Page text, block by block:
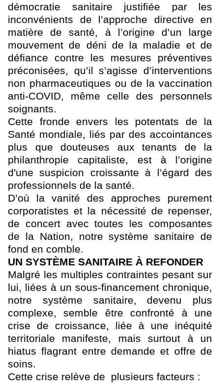
démocratie sanitaire justifiée par les
inconvénients de l’approche directive en
matière de santé, à l’origine d’un large
mouvement de déni de la maladie et de
défiance contre les mesures préventives
préconisées, qu’il s’agisse d’interventions
non pharmaceutiques ou de la vaccination
anti-COVID, même celle des personnels
soignants.
Cette fronde envers les potentats de la
Santé mondiale, liés par des accointances
plus que douteuses aux tenants de la
philanthropie capitaliste, est à l’origine
d'une suspicion croissante à l’égard des
professionnels de la santé.
D’où la vanité des approches purement
corporatistes et la nécessité de repenser,
de concert avec toutes les composantes
de la Nation, notre système sanitaire de
fond en comble.
UN SYSTÈME SANITAIRE À REFONDER
Malgré les multiples contraintes pesant sur
lui, liées à un sous-financement chronique,
notre système sanitaire, devenu plus
complexe, semble être confronté à une
crise de croissance, liée à une inéquité
territoriale manifeste, mais surtout à un
hiatus flagrant entre demande et offre de
soins.
Cette crise relève de plusieurs facteurs :